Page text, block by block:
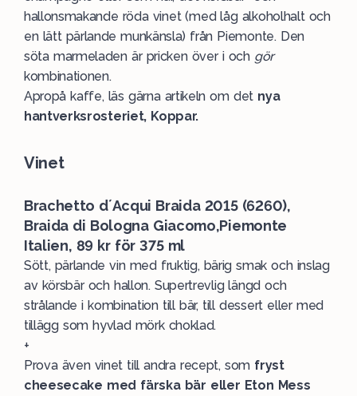
hallonsmakande röda vinet (med låg alkoholhalt och
en lätt pärlande munkänsla) från Piemonte. Den
söta marmeladen är pricken över i och gör
kombinationen.
Apropå kaffe, läs gärna artikeln om det nya
hantverksrosteriet, Koppar.
Vinet
Brachetto d´Acqui Braida 2015 (6260),
Braida di Bologna Giacomo,Piemonte
Italien, 89 kr för 375 ml
Sött, pärlande vin med fruktig, bärig smak och inslag
av körsbär och hallon. Supertrevlig längd och
strålande i kombination till bär, till dessert eller med
tillägg som hyvlad mörk choklad.
+
Prova även vinet till andra recept, som fryst
cheesecake med färska bär eller Eton Mess